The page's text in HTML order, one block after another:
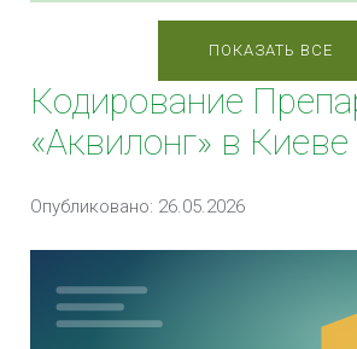
Имплантация блокатора
Кодирование зависимости по
Довженко в Киеве
Внутримышечная инъекция
Кодирование методом гипноза в
ПОКАЗАТЬ ВСЕ
Кодирование
«Аквилонг» в Киеве
Опубликовано: 26.05.2026